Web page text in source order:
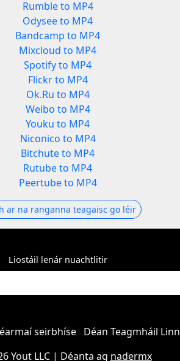
Rumble to MP4
Odysee to MP4
Bandcamp to MP4
Mixcloud to MP4
Spotify to MP4
Flickr to MP4
Ok.Ru to MP4
Weibo to MP4
Youku to MP4
Niconico to MP4
Bitchute to MP4
Rutube to MP4
Peertube to MP4
ar na ranganna teagaisc go léir
Liostáil lenár nuachtlitir
seirbhíse Déan Teagmháil Linn
Yout LLC| Déanta ag nadermx